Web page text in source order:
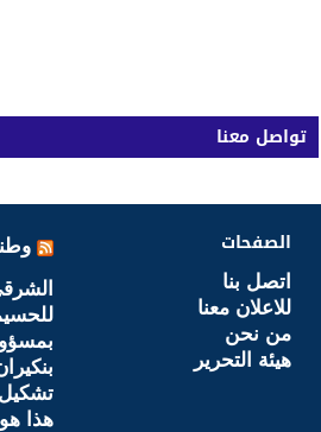
تواصل معنا
الصفحات
اتصل بنا
للاعلان معنا
من نحن
هيئة التحرير
هذا